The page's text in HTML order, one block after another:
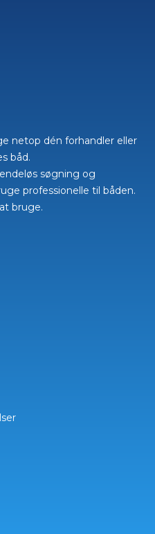
netop dén forhandler eller
båd.
søgning og
professionelle til båden.
bruge.